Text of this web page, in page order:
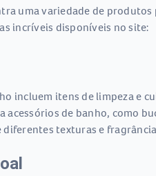
uma variedade de
incríveis disponíveis no site:
incluem itens de limpeza e
de banho, como
texturas e